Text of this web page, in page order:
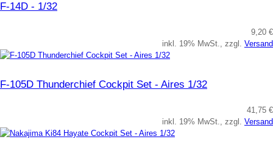
F-14D - 1/32
9,20 €
inkl. 19% MwSt., zzgl. Versand
F-105D Thunderchief Cockpit Set - Aires 1/32
41,75 €
inkl. 19% MwSt., zzgl. Versand